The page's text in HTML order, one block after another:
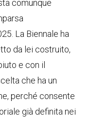
comunque
La Biennale ha
da lei costruito,
e con il
che ha un
perché consente
già definita nei